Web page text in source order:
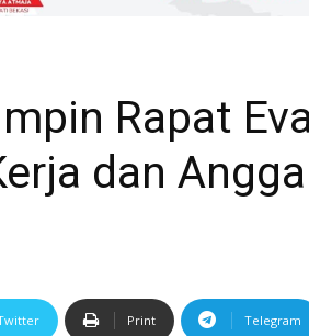
Rapat
dan
Print Telegram